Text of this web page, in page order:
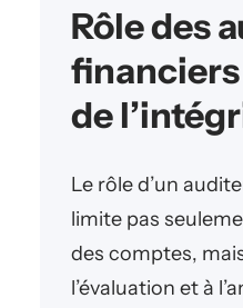
Rôle des
de
Le rôle d’un
limite pas
des comptes,
l’évaluation et à